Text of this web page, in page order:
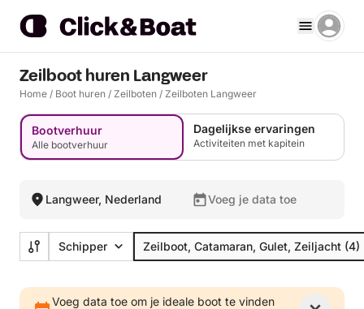
Zeilboot huren Langweer
Home / Boot huren / Zeilboten / Zeilboten Langweer
Bootverhuur
Alle bootverhuur
Dagelijkse ervaringen
Activiteiten met kapitein
Langweer, Nederland Voeg je data toe
Schipper Zeilboot, Catamaran, Gulet, Zeiljacht (4)
Voeg data toe om je ideale boot te vinden